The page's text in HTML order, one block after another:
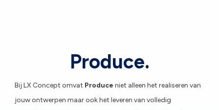
Produce.
Bij LX Concept omvat Produce niet alleen het realiseren van
jouw ontwerpen maar ook het leveren van volledig